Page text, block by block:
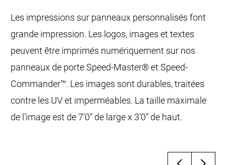
Les impressions sur panneaux personnalisés font
grande impression. Les logos, images et textes
peuvent être imprimés numériquement sur nos
panneaux de porte Speed-Master® et Speed-
Commander™. Les images sont durables, traitées
contre les UV et imperméables. La taille maximale
de l’image est de 7’0” de large x 3’0” de haut.